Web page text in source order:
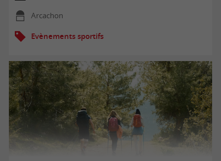
Arcachon
Evènements sportifs